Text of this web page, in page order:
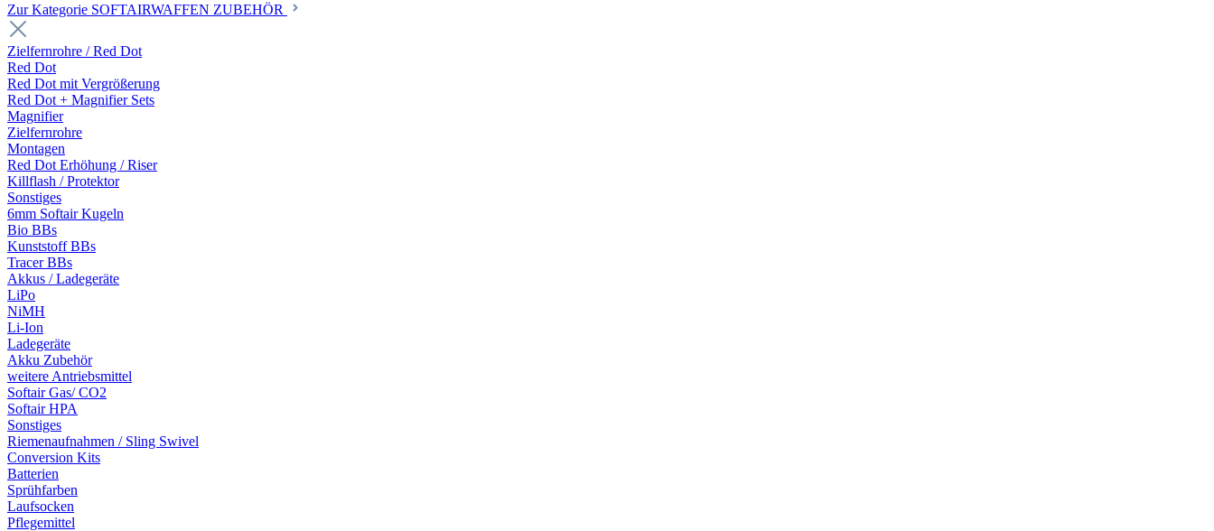
Zur Kategorie SOFTAIRWAFFEN ZUBEHÖR
Zielfernrohre / Red Dot
Red Dot
Red Dot mit Vergrößerung
Red Dot + Magnifier Sets
Magnifier
Zielfernrohre
Montagen
Red Dot Erhöhung / Riser
Killflash / Protektor
Sonstiges
6mm Softair Kugeln
Bio BBs
Kunststoff BBs
Tracer BBs
Akkus / Ladegeräte
LiPo
NiMH
Li-Ion
Ladegeräte
Akku Zubehör
weitere Antriebsmittel
Softair Gas/ CO2
Softair HPA
Sonstiges
Riemenaufnahmen / Sling Swivel
Conversion Kits
Batterien
Sprühfarben
Laufsocken
Pflegemittel